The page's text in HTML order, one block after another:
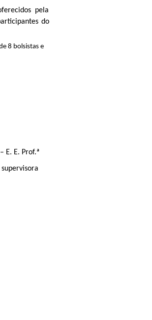
pela
do
8 bolsistas e
E. Prof.ª